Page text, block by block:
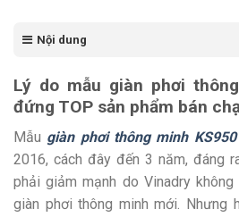
Nội dung
Lý do mẫu giàn phơi
đứng TOP sản phẩm bán
Mẫu giàn phơi thông minh KS950
2016, cách đây đến 3 năm, đáng
phải giảm mạnh do Vinadry
giàn phơi thông minh mới. Nhưng